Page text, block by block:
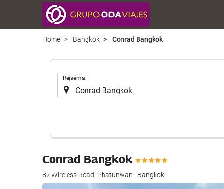
Home Bangkok Conrad Bangkok
Rejsemål
Conrad Bangkok
87 Wireless Road, Phatunwan - Bangkok